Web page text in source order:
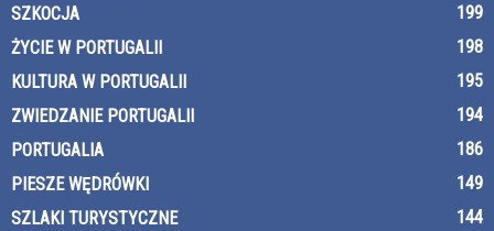
SZKOCJA
199
ŻYCIE W PORTUGALII
198
KULTURA W PORTUGALII
195
ZWIEDZANIE PORTUGALII
194
PORTUGALIA
186
PIESZE WĘDRÓWKI
149
SZLAKI TURYSTYCZNE
144